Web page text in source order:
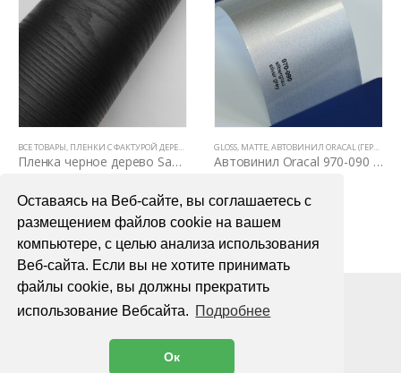
Оставаясь на Веб-сайте, вы соглашаетесь с
размещением файлов cookie на вашем
компьютере, с целью анализа использования
Веб-сайта. Если вы не хотите принимать
файлы cookie, вы должны прекратить
использование Вебсайта. Подробнее
Ок
ПЛЕНКИ С ФАКТУРОЙ ДЕРЕВА И КОЖИ
ВСЕ ТОВАРЫ, ПЛЕНКИ С ФАКТУРОЙ ДЕРЕВА И КОЖИ ,ЦВЕТНЫЕ ВИНИЛОВЫЕ ПЛЕНКИ
Пленка черное дерево Samsung Mg 3030
В КОРЗИНУ
GLOSS, MATTE,АВТОВИНИЛ ORACAL (ГЕРМАНИЯ)
Автовинил Oracal 970-090 silbergray silver gray – серый
В КОРЗИНУ